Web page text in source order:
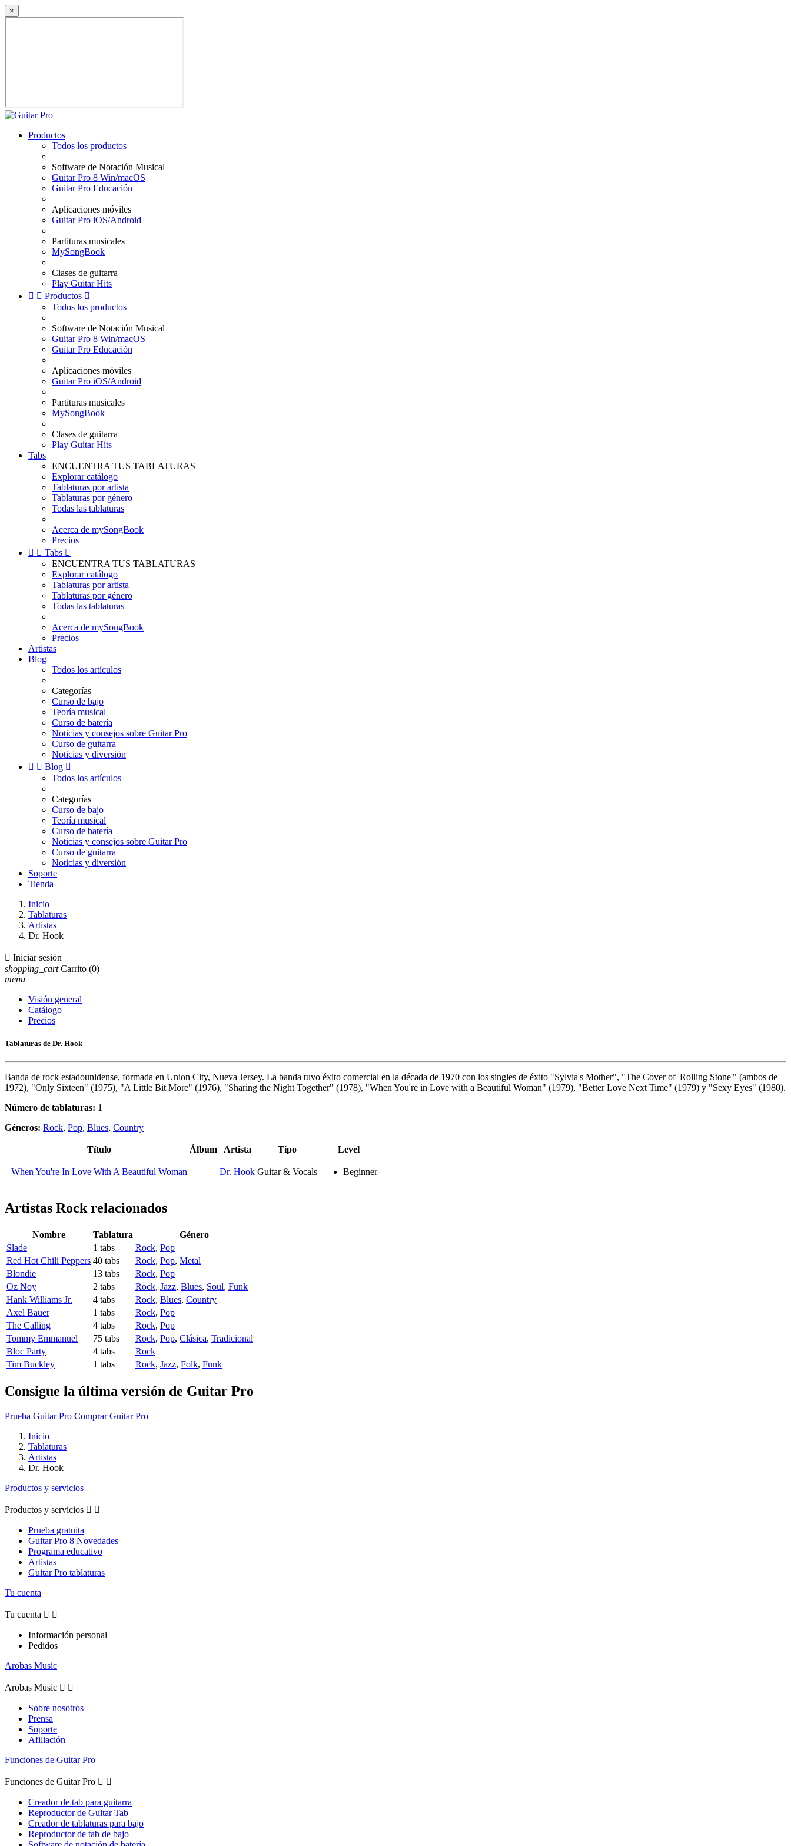
×
Productos
Todos los productos
Software de Notación Musical
Guitar Pro 8 Win/macOS
Guitar Pro Educación
Aplicaciones móviles
Guitar Pro iOS/Android
Partituras musicales
MySongBook
Clases de guitarra
Play Guitar Hits
  Productos 
Todos los productos
Software de Notación Musical
Guitar Pro 8 Win/macOS
Guitar Pro Educación
Aplicaciones móviles
Guitar Pro iOS/Android
Partituras musicales
MySongBook
Clases de guitarra
Play Guitar Hits
Tabs
ENCUENTRA TUS TABLATURAS
Explorar catálogo
Tablaturas por artista
Tablaturas por género
Todas las tablaturas
Acerca de mySongBook
Precios
  Tabs 
ENCUENTRA TUS TABLATURAS
Explorar catálogo
Tablaturas por artista
Tablaturas por género
Todas las tablaturas
Acerca de mySongBook
Precios
Artistas
Blog
Todos los artículos
Categorías
Curso de bajo
Teoría musical
Curso de batería
Noticias y consejos sobre Guitar Pro
Curso de guitarra
Noticias y diversión
  Blog 
Todos los artículos
Categorías
Curso de bajo
Teoría musical
Curso de batería
Noticias y consejos sobre Guitar Pro
Curso de guitarra
Noticias y diversión
Soporte
Tienda
Inicio
Tablaturas
Artistas
Dr. Hook
 Iniciar sesión
shopping_cart Carrito (0)
menu
Visión general
Catálogo
Precios
Tablaturas de Dr. Hook
Banda de rock estadounidense, formada en Union City, Nueva Jersey. La banda tuvo éxito comercial en la década de 1970 con los singles de éxito "Sylvia's Mother", "The Cover of 'Rolling Stone'" (ambos de
1972), "Only Sixteen" (1975), "A Little Bit More" (1976), "Sharing the Night Together" (1978), "When You're in Love with a Beautiful Woman" (1979), "Better Love Next Time" (1979) y "Sexy Eyes" (1980).
Número de tablaturas: 1
Géneros: Rock, Pop, Blues, Country
Título Álbum Artista Tipo Level
When You're In Love With A Beautiful Woman Dr. Hook Guitar & Vocals Beginner
Artistas Rockrelacionados
Nombre Tablatura
Género
Slade
1 tabs Rock, Pop
Red Hot Chili Peppers 40 tabs Rock, Pop, Metal
Blondie
13 tabs Rock, Pop
Oz Noy
2 tabs Rock, Jazz, Blues, Soul, Funk
Hank Williams Jr.
4 tabs Rock, Blues, Country
Axel Bauer
1 tabs Rock, Pop
The Calling
4 tabs Rock, Pop
Tommy Emmanuel
75 tabs Rock, Pop, Clásica, Tradicional
Bloc Party
4 tabs
Rock
Tim Buckley
1 tabs Rock, Jazz, Folk, Funk
Consigue la última versión de Guitar Pro
Prueba Guitar Pro Comprar Guitar Pro
Inicio
Tablaturas
Artistas
Dr. Hook
Productos y servicios
Productos y servicios  
Prueba gratuita
Guitar Pro 8 Novedades
Programa educativo
Artistas
Guitar Pro tablaturas
Tu cuenta
Tu cuenta  
Información personal
Pedidos
Arobas Music
Arobas Music  
Sobre nosotros
Prensa
Soporte
Afiliación
Funciones de Guitar Pro
Funciones de Guitar Pro  
Creador de tab para guitarra
Reproductor de Guitar Tab
Creador de tablaturas para bajo
Reproductor de tab de bajo